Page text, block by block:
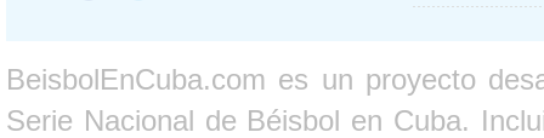
BeisbolEnCuba.com es un proyecto
Serie Nacional de Béisbol en Cuba.